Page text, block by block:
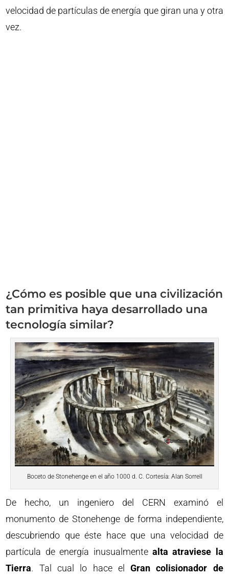
velocidad de partículas de energía que giran una y otra
vez.
¿Cómo es posible que una civilización
tan primitiva haya desarrollado una
tecnología similar?
Boceto de Stonehenge en el año 1000 d. C. Cortesía: Alan Sorrell
De hecho, un ingeniero del CERN examinó el
monumento de Stonehenge de forma independiente,
descubriendo que éste hace que una velocidad de
partícula de energía inusualmente alta atraviese la
Tierra. Tal cual lo hace elGran colisionador de